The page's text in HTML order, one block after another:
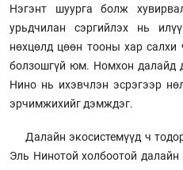
Нэгэнт шуурга болж
урьдчилан сэргийлэх нь
нөхцөлд цөөн тооны хар салхи
болзошгүй юм. Номхон далайд
Нино нь ихэвчлэн эсрэгээр
эрчимжихийг дэмждэг.
Далайн экосистемүүд ч
Эль Нинотой холбоотой